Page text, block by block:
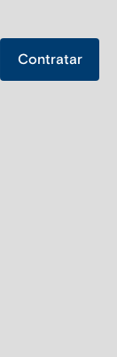
Contratar